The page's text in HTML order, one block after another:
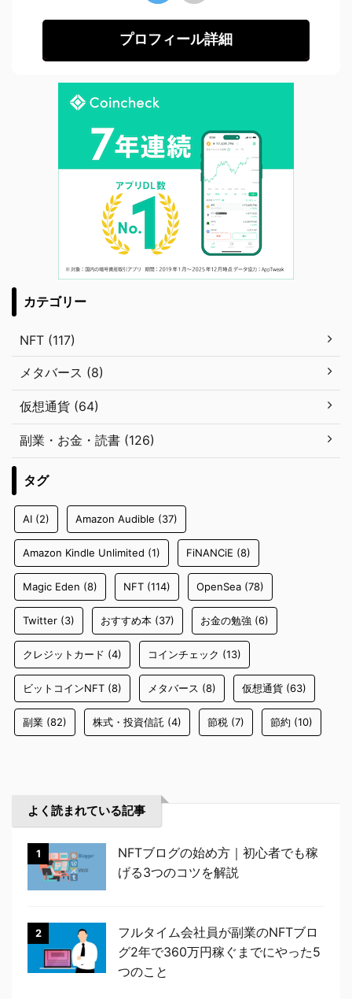
プロフィール詳細
カテゴリー
NFT (117)
メタバース (8)
仮想通貨 (64)
副業・お金・読書 (126)
タグ
AI (2) Amazon Audible (37)
Amazon Kindle Unlimited (1) FiNANCiE (8)
Magic Eden (8) NFT (114) OpenSea (78)
Twitter (3) おすすめ本 (37) お金の勉強 (6)
クレジットカード (4) コインチェック (13)
ビットコインNFT (8) メタバース (8) 仮想通貨 (63)
副業 (82) 株式・投資信託 (4) 節税 (7) 節約 (10)
よく読まれている記事
1
NFTブログの始め方｜初心者でも稼
げる3つのコツを解説
2
フルタイム会社員が副業のNFTブロ
グ2年で360万円稼ぐまでにやった5
つのこと